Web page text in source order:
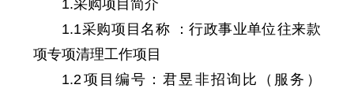
1.采购项目简介
1.1采购项目名称 ：行政事业单位往来款
项专项清理工作项目
1.2项目编号：君昱非招询比（服务）